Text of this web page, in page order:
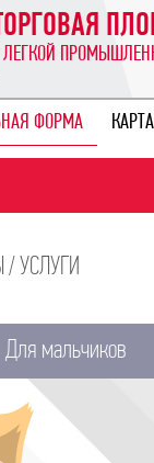
ЛЕГКОЙ
ФОРМА
/ УСЛУГИ
Для мальчиков